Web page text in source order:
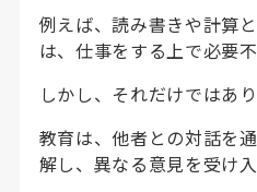
例えば、読み書きや計算
は、仕事をする上で必要
しかし、それだけではあり
教育は、他者との対話を
解し、異なる意見を受け